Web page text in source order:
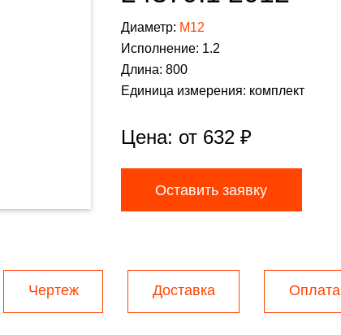
Диаметр: М12
Исполнение: 1.2
Длина: 800
Единица измерения: комплект
Цена: от 632₽
Оставить заявку
Чертеж Доставка Оплата